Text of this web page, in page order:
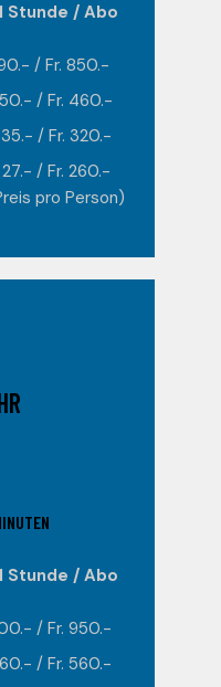
/ Abo
Fr. 850.-
/ Fr. 460.-
/ Fr. 320.-
/ Fr. 260.-
pro Person)
/ Abo
/ Fr. 950.-
/ Fr. 560.-